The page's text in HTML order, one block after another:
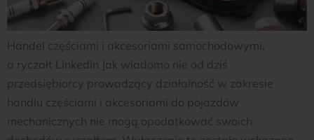
Handel częściami i akcesoriami samochodowymi,
a ryczałt Linkedin Jak wiadomo nie od dziś
przedsiębiorcy prowadzący działalność w zakresie
handlu częściami i akcesoriami do pojazdów
mechanicznych nie mogą opodatkować swoich